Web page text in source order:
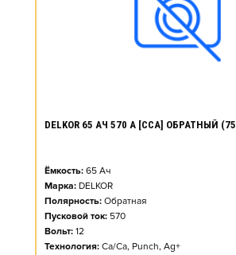
DELKOR 65 АЧ 570 А [CCA] ОБРАТНЫЙ
Ёмкость: 65 Ач
Марка: DELKOR
Полярность: Обратная
Пусковой ток: 570
Вольт: 12
Технология: Ca/Ca, Punch, Ag+